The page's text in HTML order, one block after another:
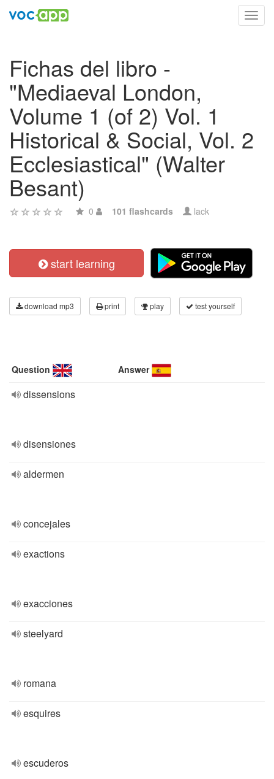
Fichas del libro -
"Mediaeval London,
Volume 1 (of 2) Vol. 1
Historical & Social, Vol. 2
Ecclesiastical" (Walter
Besant)
0 101 flashcards lack
start learning
download mp3 print play test yourself
Question Answer
dissensions
disensiones
aldermen
concejales
exactions
exacciones
steelyard
romana
esquires
escuderos